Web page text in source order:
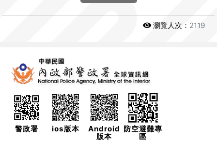
瀏覽人次： 2119
警政署 ios版本
Android
版本
防空避難專
區